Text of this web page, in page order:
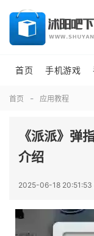
首页 手机游戏
首页 应用教程
《派派》弹
介绍
2025-06-18 20:51:53